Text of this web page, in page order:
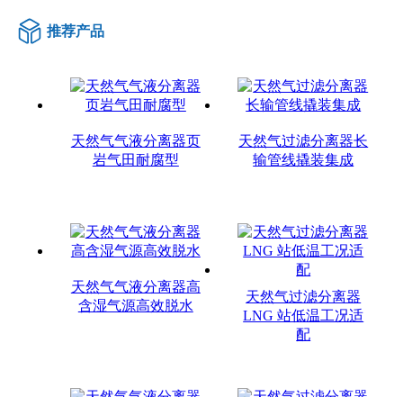
推荐产品
天然气气液分离器页
岩气田耐腐型
天然气过滤分离器长
输管线撬装集成
天然气气液分离器高
含湿气源高效脱水
天然气过滤分离器
LNG 站低温工况适
配